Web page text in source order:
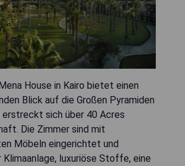
House in Kairo bietet einen
Blick auf die Großen Pyramiden
erstreckt sich über 40 Acres
Die Zimmer sind mit
Möbeln eingerichtet und
luxuriöse Stoffe, eine